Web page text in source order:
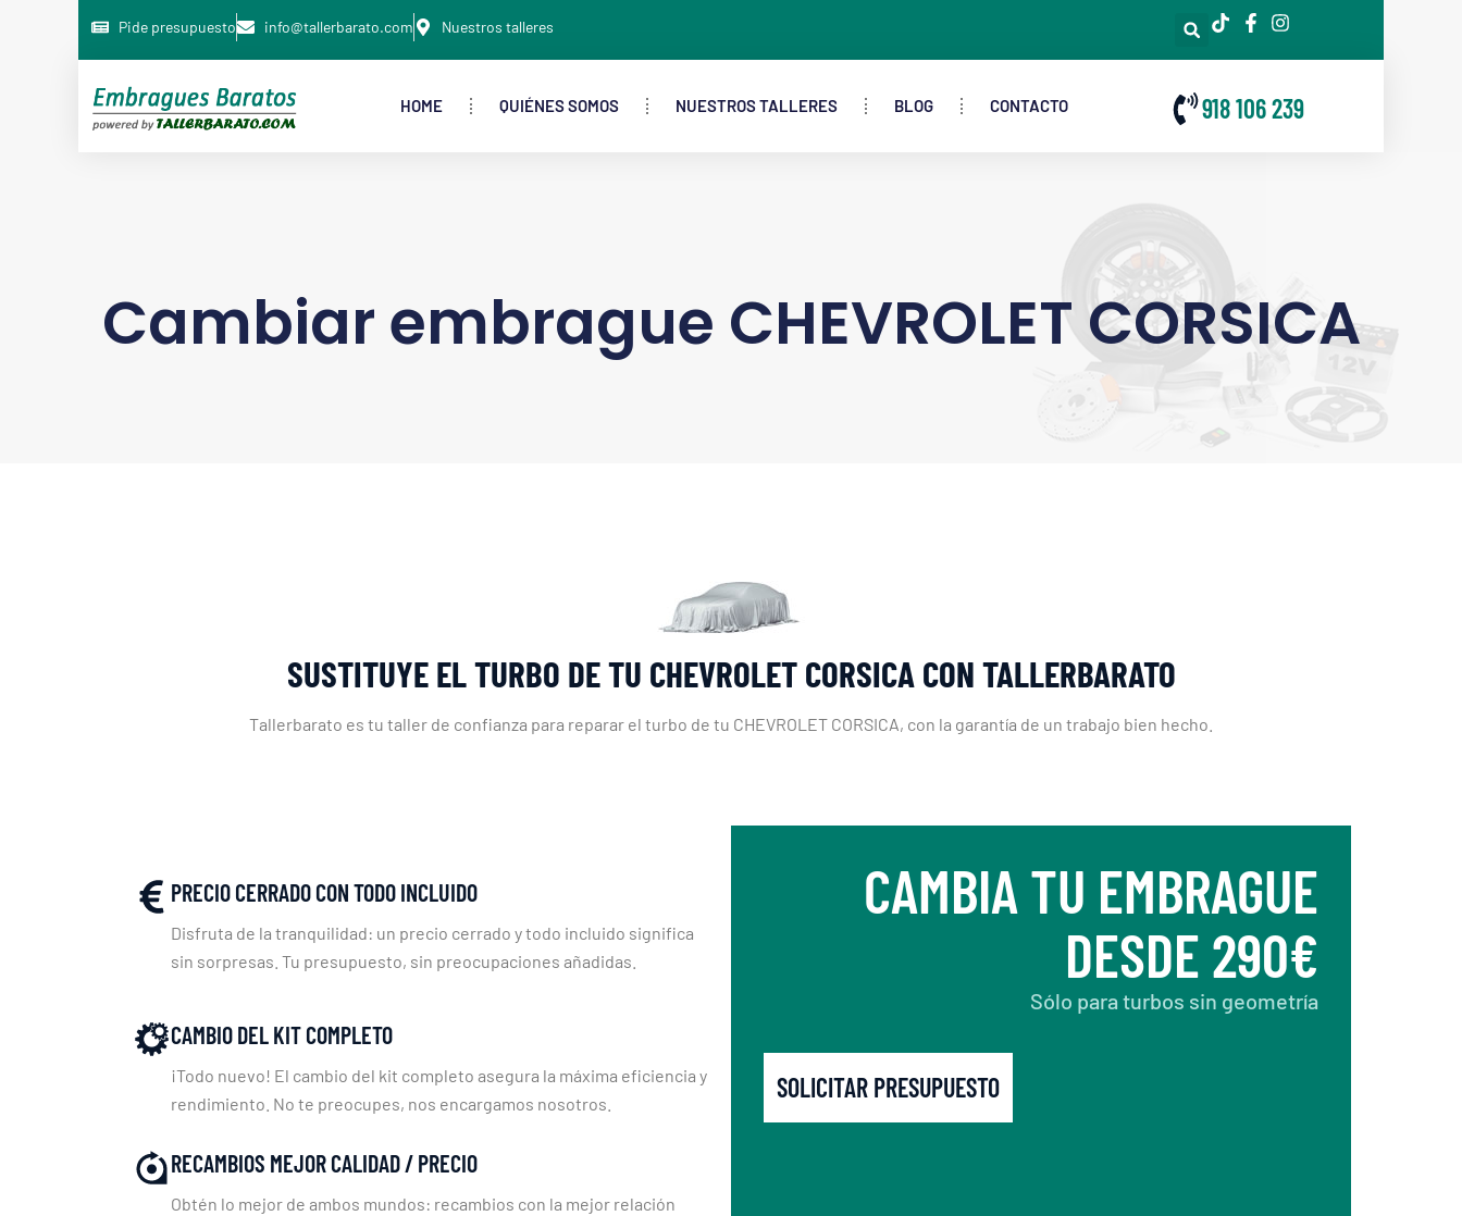
Pide presupuesto info@tallerbarato.com Nuestros talleres
HOME QUIÉNES SOMOS NUESTROS TALLERES BLOG CONTACTO 918 106 239
Cambiar embrague CHEVROLET CORSICA
SUSTITUYE EL TURBO DE TU CHEVROLET CORSICA CON TALLERBARATO
Tallerbarato es tu taller de confianza para reparar el turbo de tu CHEVROLET CORSICA, con la garantía de un trabajo bien hecho.
PRECIO CERRADO CON TODO INCLUIDO
Disfruta de la tranquilidad: un precio cerrado y todo incluido significa
sin sorpresas. Tu presupuesto, sin preocupaciones añadidas.
CAMBIO DEL KIT COMPLETO
¡Todo nuevo! El cambio del kit completo asegura la máxima eficiencia y
rendimiento. No te preocupes, nos encargamos nosotros.
RECAMBIOS MEJOR CALIDAD / PRECIO
Obtén lo mejor de ambos mundos: recambios con la mejor relación
CAMBIA TU EMBRAGUE
DESDE 290€
Sólo para turbos sin geometría
SOLICITAR PRESUPUESTO